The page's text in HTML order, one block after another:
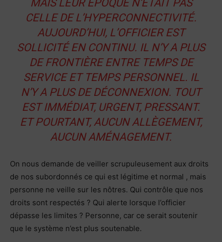
MAIS LEUR ÉPOQUE N’ÉTAIT PAS
CELLE DE L’HYPERCONNECTIVITÉ.
AUJOURD’HUI, L’OFFICIER EST
SOLLICITÉ EN CONTINU. IL N’Y A PLUS
DE FRONTIÈRE ENTRE TEMPS DE
SERVICE ET TEMPS PERSONNEL. IL
N’Y A PLUS DE DÉCONNEXION. TOUT
EST IMMÉDIAT, URGENT, PRESSANT.
ET POURTANT, AUCUN ALLÈGEMENT,
AUCUN AMÉNAGEMENT.
On nous demande de veiller scrupuleusement aux droits
de nos subordonnés ce qui est légitime et normal , mais
personne ne veille sur les nôtres. Qui contrôle que nos
droits sont respectés ? Qui alerte lorsque l’officier
dépasse les limites ? Personne, car ce serait soutenir
que le système n’est plus soutenable.